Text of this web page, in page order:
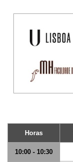
Horas
10:00 - 10:30